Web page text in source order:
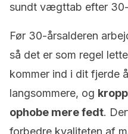
sundt vægttab efter 30-
Før 30-årsalderen
så det er som regel
kommer ind i dit fjerde
langsommere, og
ophobe mere fedt.
forbedre kvaliteten af